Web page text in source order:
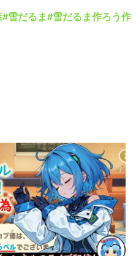
雪だるま#雪だるま作ろう作